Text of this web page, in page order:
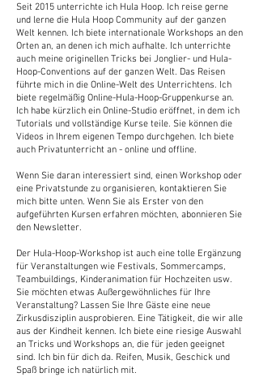
Seit 2015 unterrichte ich Hula Hoop. Ich reise gerne
und lerne die Hula Hoop Community auf der ganzen
Welt kennen. Ich biete internationale Workshops an den
Orten an, an denen ich mich aufhalte. Ich unterrichte
auch meine originellen Tricks bei Jonglier- und Hula-
Hoop-Conventions auf der ganzen Welt. Das Reisen
führte mich in die Online-Welt des Unterrichtens. Ich
biete regelmäßig Online-Hula-Hoop-Gruppenkurse an.
Ich habe kürzlich ein Online-Studio eröffnet, in dem ich
Tutorials und vollständige Kurse teile. Sie können die
Videos in Ihrem eigenen Tempo durchgehen. Ich biete
auch Privatunterricht an - online und offline.
Wenn Sie daran interessiert sind, einen Workshop oder
eine Privatstunde zu organisieren, kontaktieren Sie
mich bitte unten. Wenn Sie als Erster von den
aufgeführten Kursen erfahren möchten, abonnieren Sie
den Newsletter.
Der Hula-Hoop-Workshop ist auch eine tolle Ergänzung
für Veranstaltungen wie Festivals, Sommercamps,
Teambuildings, Kinderanimation für Hochzeiten usw.
Sie möchten etwas Außergewöhnliches für Ihre
Veranstaltung? Lassen Sie Ihre Gäste eine neue
Zirkusdisziplin ausprobieren. Eine Tätigkeit, die wir alle
aus der Kindheit kennen. Ich biete eine riesige Auswahl
an Tricks und Workshops an, die für jeden geeignet
sind. Ich bin für dich da. Reifen, Musik, Geschick und
Spaß bringe ich natürlich mit.